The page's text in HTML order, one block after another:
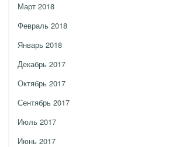
Март 2018
Февраль 2018
Январь 2018
Декабрь 2017
Октябрь 2017
Сентябрь 2017
Июль 2017
Июнь 2017